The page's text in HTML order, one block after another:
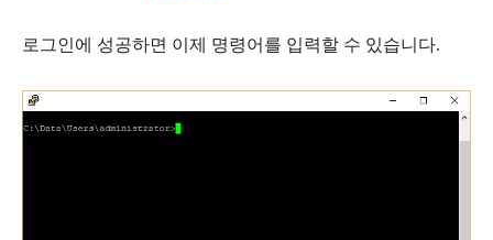
로그인에 성공하면 이제 명령어를 입력할 수 있습니다.